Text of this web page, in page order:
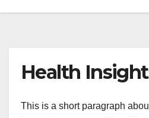
Health
This is a short paragraph